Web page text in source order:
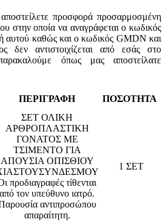
προσφορά προσαρμοσμένη
στην οποία να αναγράφεται ο κωδικός
αυτού καθώς και ο κωδικός GMDN και
αντιστοιχίζεται από εσάς στο
όπως μας αποστείλατε
ΠΕΡΙΓΡΑΦΗ ΠΟΣΟΤΗΤΑ
ΣΕΤ ΟΛΙΚΗ
ΑΡΘΡΟΠΛΑΣΤΙΚΗ
ΓΟΝΑΤΟΣ ΜΕ
ΤΣΙΜΕΝΤΟ ΓΙΑ
ΑΠΟΥΣΙΑ ΟΠΙΣΘΙΟΥ
προδιαγραφές τίθενται
από τον υπεύθυνο ιατρό.
αντιπροσώπου
απαραίτητη.
1 ΣΕΤ